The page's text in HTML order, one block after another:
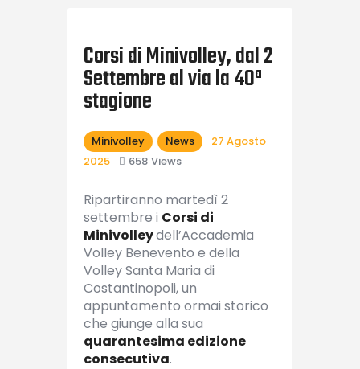
Corsi di Minivolley, dal 2
Settembre al via la 40ª
stagione
Minivolley News
27 Agosto
2025
658 Views
Ripartiranno martedì 2
settembre i Corsi di
Minivolleydell’Accademia
Volley Benevento e della
Volley Santa Maria di
Costantinopoli, un
appuntamento ormai storico
che giunge alla sua
quarantesima edizione
consecutiva.